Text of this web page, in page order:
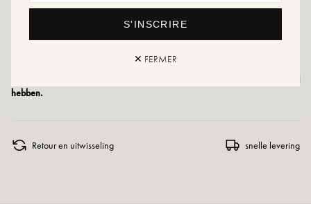
een gespecialiseerd product of een multi-materiaal spray die in alle gevallen
geschikt is.
Mocht uw maat niet meer beschikbaar zijn, maak dan gerust een alert aan
hebben.
Retour en uitwisseling snelle levering
S'INSCRIRE
✕ FERMER